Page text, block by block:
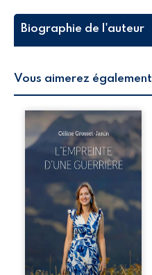
Biographie de l'auteur
Vous aimerez également
Que reste-t-il de
l’enfance lorsque
la maladie impose
ses propres règles
? L’empreinte
d’une guerrière
livre, sans détour,
le récit d’un
quotidien
bouleversé par la
maladie
chronique,
l’errance médicale